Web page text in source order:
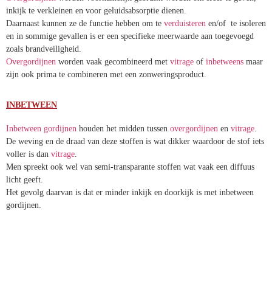
Overgordijnenworden voornamelijk gebruikt worden om sfeer te
geven, inkijk te verkleinen en voor geluidsabsorptie dienen.
Daarnaast kunnen ze de functie hebben om teverduisterenen/of te
isoleren en in sommige gevallen is er een specifieke meerwaarde aan
toegevoegd zoals brandveiligheid.
Overgordijnen worden vaak gecombineerd
INBETWEEN
Inbetween gordijnen
tussenovergordijnenenvitrage.
De weving en de draad van deze stoffen is wat dikker waardoor de
stof iets voller is danvitrage.
Men spreekt ook wel van semi-transparante stoffen wat vaak een